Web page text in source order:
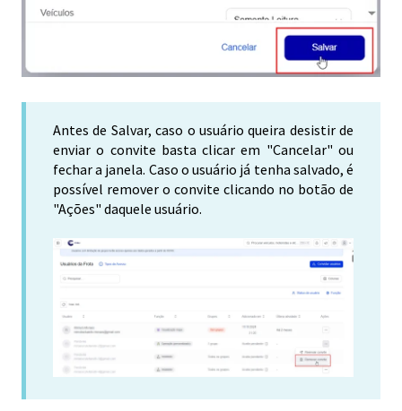
Antes de Salvar, caso o usuário queira desistir de
enviar o convite basta clicar em "Cancelar" ou
fechar a janela. Caso o usuário já tenha salvado, é
possível remover o convite clicando no botão de
"Ações" daquele usuário.